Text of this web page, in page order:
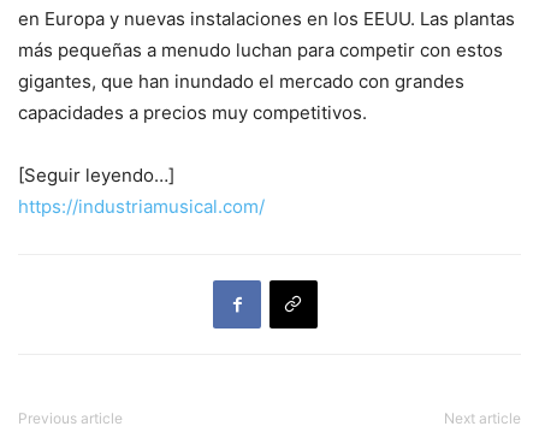
en Europa y nuevas instalaciones en los EEUU. Las plantas
más pequeñas a menudo luchan para competir con estos
gigantes, que han inundado el mercado con grandes
capacidades a precios muy competitivos.
[Seguir leyendo…]
https://industriamusical.com/
Previous article Next article